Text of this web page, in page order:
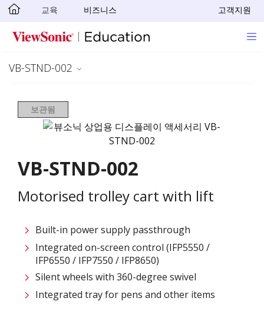
Skip to main content
교육 비즈니스 고객지원
VB-STND-002
보관됨
VB-STND-002
Motorised trolley cart with lift
Built-in power supply passthrough
Integrated on-screen control (IFP5550 /
IFP6550 / IFP7550 / IFP8650)
Silent wheels with 360-degree swivel
Integrated tray for pens and other items